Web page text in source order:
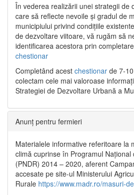
În vederea realizării unei strategii de
care să reflecte nevoile și gradul de
municipiului privind condițiile
de dezvoltare viitoare, vă rugăm să
identificarea acestora prin
chestionar
Completând acest chestionar de 7-
colectam cele mai valoroase
Strategiei de Dezvoltare Urbană a
Anunț pentru fermieri
Materialele informative referitoare la
climă cuprinse în Programul Național
(PNDR) 2014 – 2020, aferent
accesate pe site-ul Ministerului
Rurale https://www.madr.ro/masuri-